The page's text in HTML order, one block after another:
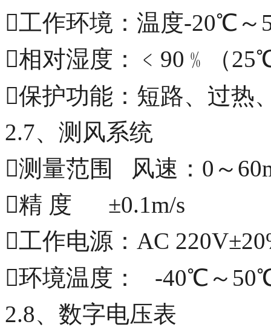
工作环境：温度-20℃
相对湿度：﹤90﹪（
保护功能：短路、过热
2.7、测风系统
测量范围 风速：0～
精 度 ±0.1m/s
工作电源：AC
环境温度： -40℃～
2.8、数字电压表